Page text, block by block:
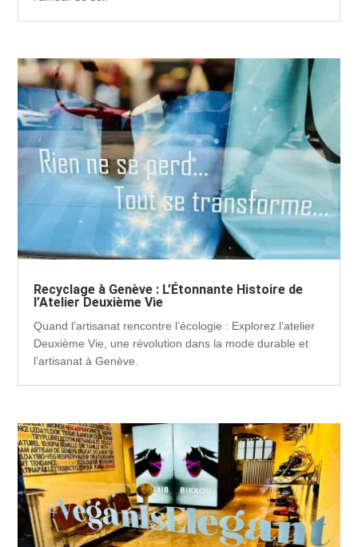
Recyclage à Genève : L’Étonnante Histoire de
l’Atelier Deuxième Vie
Quand l’artisanat rencontre l’écologie : Explorez l’atelier
Deuxième Vie, une révolution dans la mode durable et
l’artisanat à Genève.